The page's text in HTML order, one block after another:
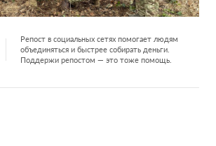
LinkedInРепост в социальных сетях помогает людям
объединяться и быстрее собирать деньги.
Поддержи репостом — это тоже помощь.